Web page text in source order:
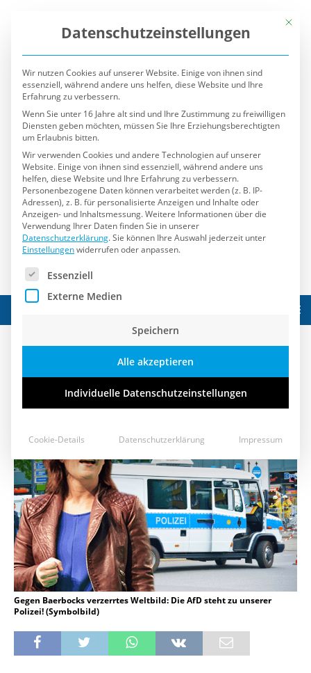
Wer grün wählt, wählt die
Sicherheit in Deutschland ab!
4. Juni 2021
Gegen Baerbocks verzerrtes Weltbild: Die AfD steht zu unserer
Polizei! (Symbolbild)
Mit
Datenschutzeinstellungen
Wir nutzen Cookies auf unserer Website. Einige von ihnen sind
essenziell, während andere uns helfen, diese Website und Ihre
Erfahrung zu verbessern.
Wenn Sie unter 16 Jahre alt sind und Ihre Zustimmung zu freiwilligen
Diensten geben möchten, müssen Sie Ihre Erziehungsberechtigten
um Erlaubnis bitten.
Wir verwenden Cookies und andere Technologien auf unserer
Website. Einige von ihnen sind essenziell, während andere uns
helfen, diese Website und Ihre Erfahrung zu verbessern.
Personenbezogene Daten können verarbeitet werden (z. B. IP-
Adressen), z. B. für personalisierte Anzeigen und Inhalte oder
Anzeigen- und Inhaltsmessung.Weitere Informationen über die
Verwendung Ihrer Daten finden Sie in unserer
Datenschutzerklärung.Sie können Ihre Auswahl jederzeit unter
Einstellungenwiderrufen oder anpassen.
Es folgt eine Liste der Service-Gruppen, für die eine
Essenziell
Externe Medien
Speichern
Alle akzeptieren
Individuelle Datenschutzeinstellungen
Cookie-Details Datenschutzerklärung Impressum